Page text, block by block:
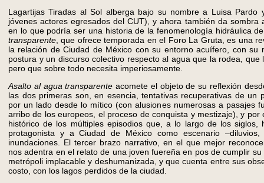
Lagartijas Tiradas al Sol alberga bajo su nombre a Luisa Pardo
jóvenes actores egresados del CUT), y ahora también da sombra
en lo que podría ser una historia de la fenomenología hidráulica
transparente, que ofrece temporada en el Foro La Gruta, es una
la relación de Ciudad de México con su entorno acuífero, con su
postura y un discurso colectivo respecto al agua que la rodea, que
pero que sobre todo necesita imperiosamente.
Asalto al agua transparenteacomete el objeto de su reflexión
las dos primeras son, en esencia, tentativas recuperativas de un
por un lado desde lo mítico (con alusiones numerosas a pasajes
arribo de los europeos, el proceso de conquista y mestizaje), y por
histórico de los múltiples episodios que, a lo largo de los siglos,
protagonista y a Ciudad de México como escenario –diluvios,
inundaciones. El tercer brazo narrativo, en el que mejor
nos adentra en el relato de una joven fuereña en pos de cumplir
metrópoli implacable y deshumanizada, y que cuenta entre sus
costo, con los lagos perdidos de la ciudad.